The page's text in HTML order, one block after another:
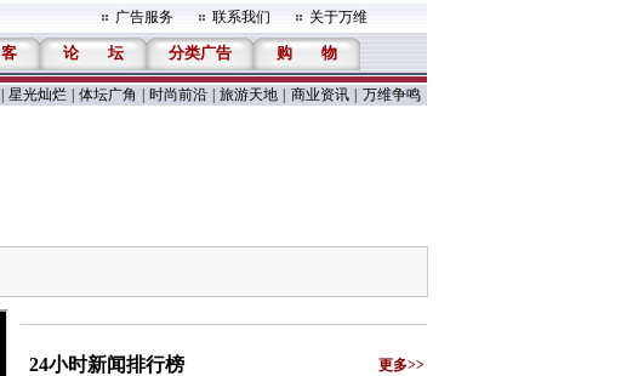
广告服务 联系我们 关于万维
客 论 坛 分类广告 购 物
星光灿烂 体坛广角 时尚前沿 旅游天地 商业资讯 万维争鸣
24小时新闻排行榜 更多>>